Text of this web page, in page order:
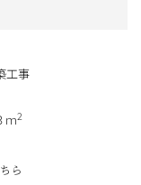
工事
ｍ2
ら